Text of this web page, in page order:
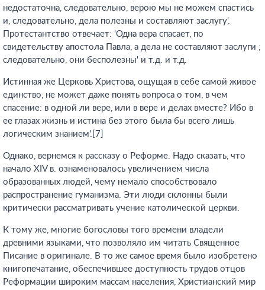
недостаточна, следовательно, верою мы не можем спастись
и, следовательно, дела полезны и составляют заслугу'.
Протестантство отвечает: 'Одна вера спасает, по
свидетельству апостола Павла, а дела не составляют заслуги ;
следовательно, они бесполезны' и т.д. и т.д.
Истинная же Церковь Христова, ощущая в себе самой живое
единство, не может даже понять вопроса о том, в чем
спасение: в одной ли вере, или в вере и делах вместе? Ибо в
ее глазах жизнь и истина без этого была бы всего лишь
логическим знанием'.[7]
Однако, вернемся к рассказу о Реформе. Надо сказать, что
начало XIV в. ознаменовалось увеличением числа
образованных людей, чему немало способствовало
распространение гуманизма. Эти люди склонны были
критически рассматривать учение католической церкви.
К тому же, многие богословы того времени владели
древними языками, что позволяло им читать Священное
Писание в оригинале. В то же самое время было изобретено
книгопечатание, обеспечившее доступность трудов отцов
Реформации широким массам населения, Христианский мир